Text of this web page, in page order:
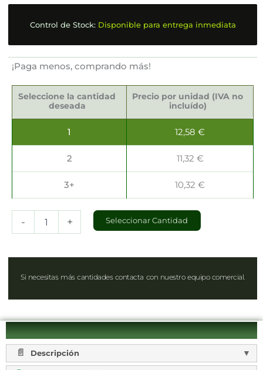
Control de Stock: Disponible para entrega inmediata
¡Paga menos, comprando más!
Seleccione la cantidad
deseada
Precio por unidad (IVA no
incluído)
1 12,58€
2 11,32 €
3+ 10,32€
-
para
+ Seleccionar Cantidad
Si necesitas más cantidades contacta con nuestro equipo comercial.
Descripción